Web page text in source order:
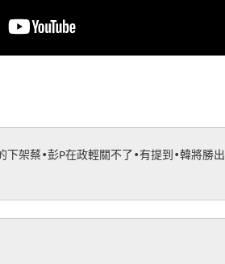
下架蔡•彭P在政輕關不了•有提到•韓將勝